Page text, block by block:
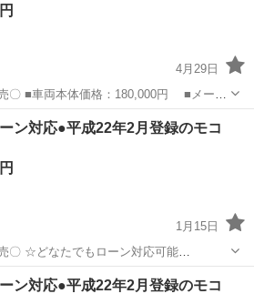
4月29日
メーカ
排気量：660cc ■年式：H22年 ■走行距
ル ■駆動方式：4...
車両
ン対応●平成22年2月登録のモコ
1月15日
応可能
方や自営業の方 ２、パートを
方 ３、自己破産等をされた方やローンが
車両
ン対応●平成22年2月登録のモコ